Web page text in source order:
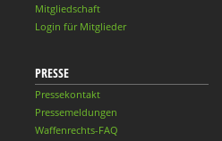
Mitgliedschaft
Login für Mitglieder
PRESSE
Pressekontakt
Pressemeldungen
Waffenrechts-FAQ